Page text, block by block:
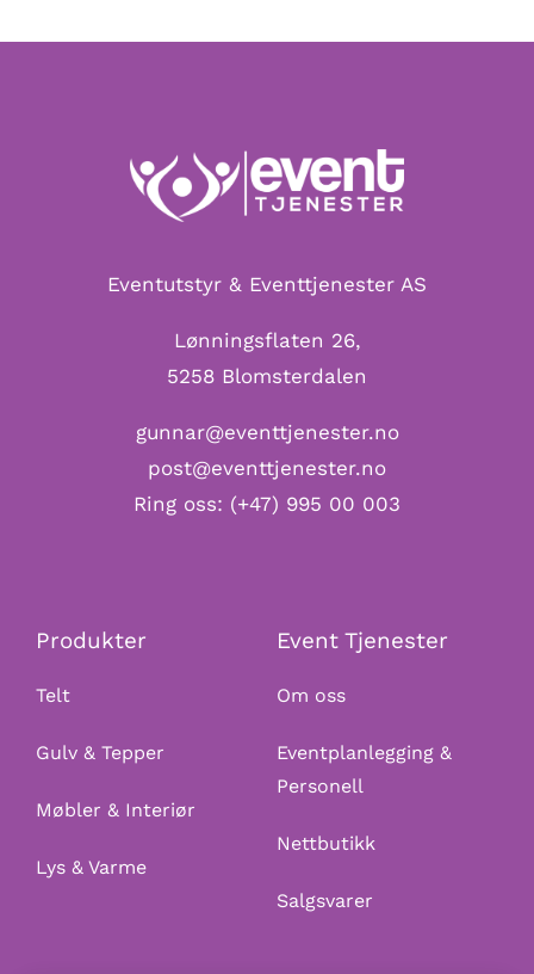
Eventutstyr & Eventtjenester AS
Lønningsflaten 26,
5258 Blomsterdalen
gunnar@eventtjenester.no
post@eventtjenester.no
Ring oss: (+47) 995 00 003
Produkter
Telt
Gulv & Tepper
Møbler & Interiør
Lys & Varme
Event Tjenester
Om oss
Eventplanlegging &
Personell
Nettbutikk
Salgsvarer